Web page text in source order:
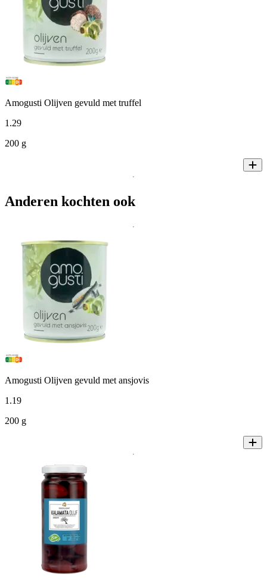
Amogusti Olijven gevuld met truffel
1 .29
200 g
Anderen kochten ook
Amogusti Olijven gevuld met ansjovis
1 .19
200 g